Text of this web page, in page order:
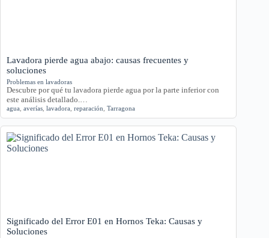
Lavadora pierde agua abajo: causas frecuentes y
soluciones
Problemas en lavadoras
Descubre por qué tu lavadora pierde agua por la parte inferior con
este análisis detallado.…
agua averías lavadora reparación Tarragona
Significado del Error E01 en Hornos Teka: Causas y
Soluciones